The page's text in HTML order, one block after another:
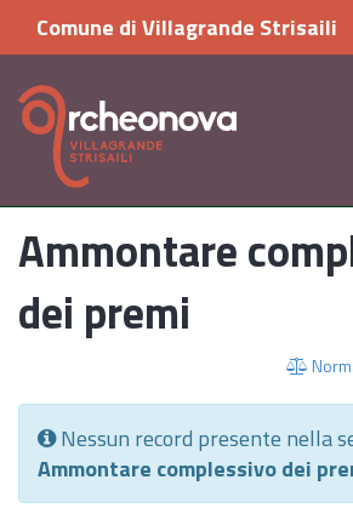
Comune di Villagrande Strisaili
Ammontare
dei premi
Nessun record presente nella
Ammontare complessivo dei